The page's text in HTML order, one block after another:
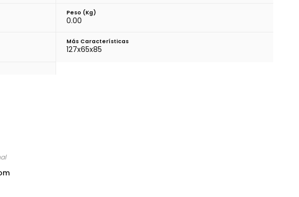
Peso (kg)
0.00
Más Características
127x65x85